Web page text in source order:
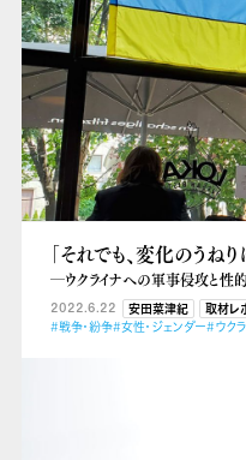
「それでも、変化のうね
―ウクライナへの軍事侵攻と性的
2022.6.22 安田菜津紀
取材レ
#戦争・紛争#女性・ジェンダー#ウク